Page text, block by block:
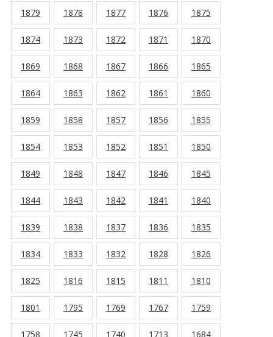
1879 1878 1877 1876 1875
1874 1873 1872 1871 1870
1869 1868 1867 1866 1865
1864 1863 1862 1861 1860
1859 1858 1857 1856 1855
1854 1853 1852 1851 1850
1849 1848 1847 1846 1845
1844 1843 1842 1841 1840
1839 1838 1837 1836 1835
1834 1833 1832 1828 1826
1825 1816 1815 1811 1810
1801 1795 1769 1767 1759
1758 1745 1740 1713 1684